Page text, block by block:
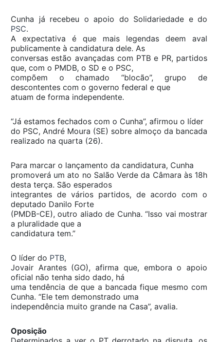
Cunha já recebeu o apoio do Solidariedade e do
PSC.
A expectativa é que mais legendas deem aval
publicamente à candidatura dele. As
conversas estão avançadas com PTB e PR, partidos
que, com o PMDB, o SD e o PSC,
compõem o chamado “blocão”, grupo de
descontentes com o governo federal e que
atuam de forma independente.
“Já estamos fechados com o Cunha”, afirmou o líder
do PSC, André Moura (SE) sobre almoço da bancada
realizado na quarta (26).
Para marcar o lançamento da candidatura, Cunha
promoverá um ato no Salão Verde da Câmara às 18h
desta terça. São esperados
integrantes de vários partidos, de acordo com o
deputado Danilo Forte
(PMDB-CE), outro aliado de Cunha. “Isso vai mostrar
a pluralidade que a
candidatura tem.”
O líder do PTB,
Jovair Arantes (GO), afirma que, embora o apoio
oficial não tenha sido dado, há
uma tendência de que a bancada fique mesmo com
Cunha. “Ele tem demonstrado uma
independência muito grande na Casa”, avalia.
Oposição